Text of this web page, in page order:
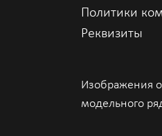
Размер таблицы
Размер
MAC, записей
Политики
Реквизиты
Изображения
модельного